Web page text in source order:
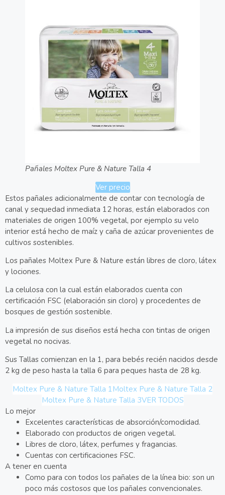
Pañales Moltex Pure & Nature Talla 4
Ver precio
Estos pañales adicionalmente de contar con tecnología de
canal y sequedad inmediata 12 horas, están elaborados con
materiales de origen 100% vegetal, por ejemplo su velo
interior está hecho de maíz y caña de azúcar provenientes de
cultivos sostenibles.
Los pañales Moltex Pure & Nature están libres de cloro, látex
y lociones.
La celulosa con la cual están elaborados cuenta con
certificación FSC (elaboración sin cloro) y procedentes de
bosques de gestión sostenible.
La impresión de sus diseños está hecha con tintas de origen
vegetal no nocivas.
Sus Tallas comienzan en la 1, para bebés recién nacidos desde
2 kg de peso hasta la talla 6 para peques hasta de 28 kg.
Moltex Pure & Nature Talla 1Moltex Pure & Nature Talla 2
Moltex Pure & Nature Talla 3VER TODOS
Lo mejor
Excelentes características de absorción/comodidad.
Elaborado con productos de origen vegetal.
Libres de cloro, látex, perfumes y fragancias.
Cuentas con certificaciones FSC.
A tener en cuenta
Como para con todos los pañales de la línea bio: son un
poco más costosos que los pañales convencionales.